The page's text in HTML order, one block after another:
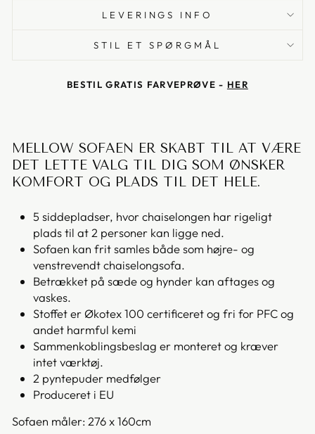
LEVERINGS INFO
STIL ET SPØRGMÅL
BESTIL GRATIS FARVEPRØVE - HER
MELLOW SOFAEN ER SKABT TIL AT VÆRE
DET LETTE VALG TIL DIG SOM ØNSKER
KOMFORT OG PLADS TIL DET HELE.
5 siddepladser, hvor chaiselongen har rigeligt
plads til at 2 personer kan ligge ned.
Sofaen kan frit samles både som højre- og
venstrevendt chaiselongsofa.
Betrækket på sæde og hynder kan aftages og
vaskes.
Stoffet er Økotex 100 certificeret og fri for PFC og
andet harmful kemi
Sammenkoblingsbeslag er monteret og kræver
intet værktøj.
2 pyntepuder medfølger
Produceret i EU
Sofaen måler: 276 x 160cm